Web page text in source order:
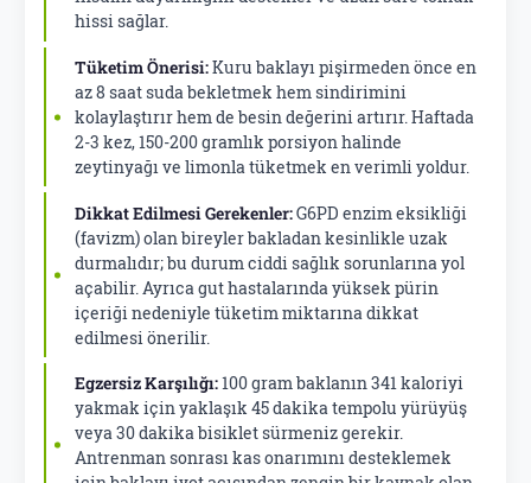
hissi sağlar.
Tüketim Önerisi:Kuru baklayı pişirmeden önce en
az 8 saat suda bekletmek hem sindirimini
kolaylaştırır hem de besin değerini artırır. Haftada
2-3 kez, 150-200 gramlık porsiyon halinde
zeytinyağı ve limonla tüketmek en verimli yoldur.
Dikkat Edilmesi Gerekenler:G6PD enzim eksikliği
(favizm) olan bireyler bakladan kesinlikle uzak
durmalıdır; bu durum ciddi sağlık sorunlarına yol
açabilir. Ayrıca gut hastalarında yüksek pürin
içeriği nedeniyle tüketim miktarına dikkat
edilmesi önerilir.
Egzersiz Karşılığı:100 gram baklanın 341 kaloriyi
yakmak için yaklaşık 45 dakika tempolu yürüyüş
veya 30 dakika bisiklet sürmeniz gerekir.
Antrenman sonrası kas onarımını desteklemek